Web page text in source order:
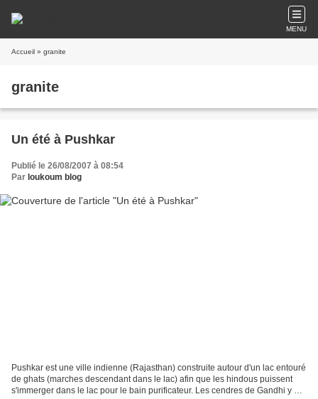
MENU
Accueil » granite
granite
Un été à Pushkar
Publié le 26/08/2007 à 08:54
Par loukoum blog
Pushkar est une ville indienne (Rajasthan) construite autour d'un lac entouré
de ghats (marches descendant dans le lac) afin que les hindous puissent
s'immerger dans le lac pour le bain purificateur. Les cendres de Gandhi y ont